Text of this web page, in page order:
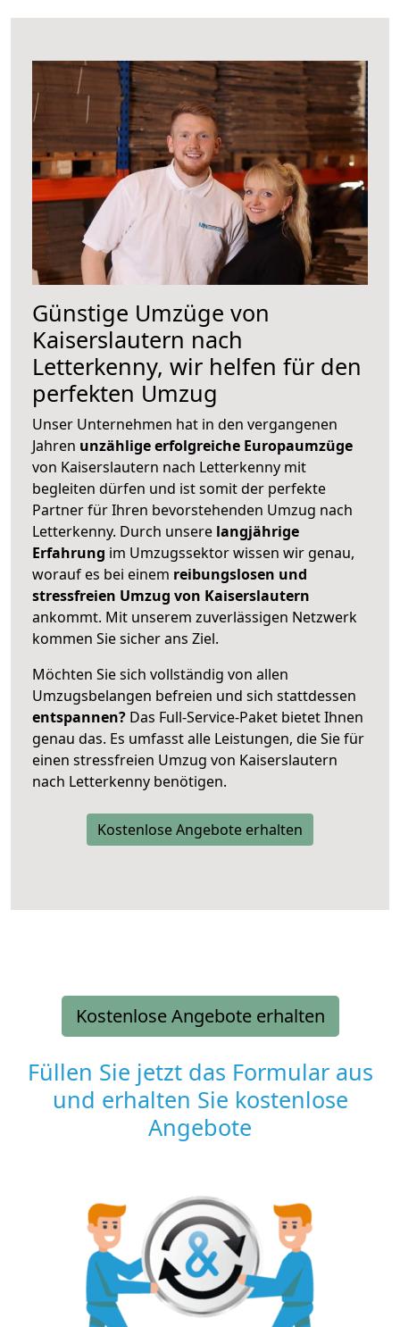
Günstige Umzüge von
Kaiserslautern nach
Letterkenny, wir helfen für den
perfekten Umzug
Unser Unternehmen hat in den vergangenen
Jahren unzählige erfolgreiche Europaumzüge
von Kaiserslautern nach Letterkenny mit
begleiten dürfen und ist somit der perfekte
Partner für Ihren bevorstehenden Umzug nach
Letterkenny. Durch unsere langjährige
Erfahrung im Umzugssektor wissen wir genau,
worauf es bei einem reibungslosen und
stressfreien Umzug von Kaiserslautern
ankommt. Mit unserem zuverlässigen Netzwerk
kommen Sie sicher ans Ziel.
Möchten Sie sich vollständig von allen
Umzugsbelangen befreien und sich stattdessen
entspannen? Das Full-Service-Paket bietet Ihnen
genau das. Es umfasst alle Leistungen, die Sie für
einen stressfreien Umzug von Kaiserslautern
nach Letterkenny benötigen.
Kostenlose Angebote erhalten
Kostenlose Angebote erhalten
Füllen Sie jetzt das Formular aus
und erhalten Sie kostenlose
Angebote